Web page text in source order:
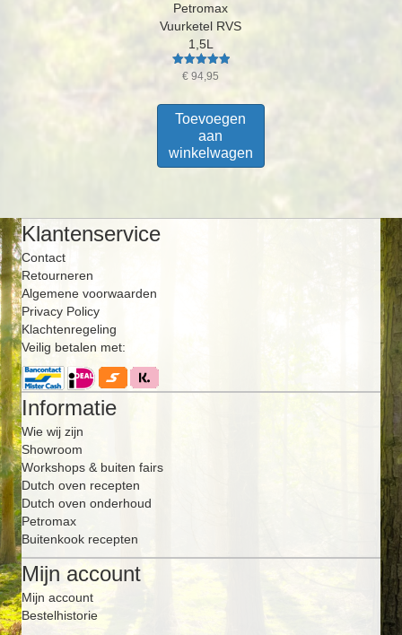
Petromax
Vuurketel RVS
1,5L
Gewaardeerd
€ 94,95
Toevoegen
aan
winkelwagen
Klantenservice
Contact
Retourneren
Algemene voorwaarden
Privacy Policy
Klachtenregeling
Veilig betalen met:
Informatie
Wie wij zijn
Showroom
Workshops & buiten fairs
Dutch oven recepten
Dutch oven onderhoud
Petromax
Buitenkook recepten
Mijn account
Mijn account
Bestelhistorie